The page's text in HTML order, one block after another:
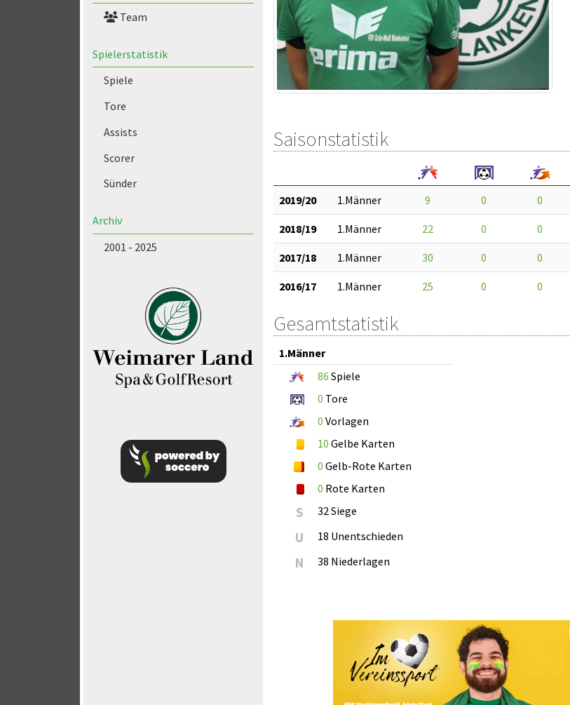
Team
Spielerstatistik
Spiele
Tore
Assists
Scorer
Sünder
Archiv
2001 - 2025
Saisonstatistik
2019/20 1.Männer 9 0 0
2018/19 1.Männer 22 0 0
2017/18 1.Männer 30 0 0
2016/17 1.Männer 25 0 0
Gesamtstatistik
1.Männer
86 Spiele
0 Tore
0 Vorlagen
10 Gelbe Karten
0 Gelb-Rote Karten
0 Rote Karten
S 32 Siege
U 18 Unentschieden
N 38 Niederlagen